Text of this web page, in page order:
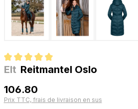
Note moyenne de 5 sur 5 étoiles
Elt Reitmantel Oslo
106.80
Prix TTC, frais de livraison en sus